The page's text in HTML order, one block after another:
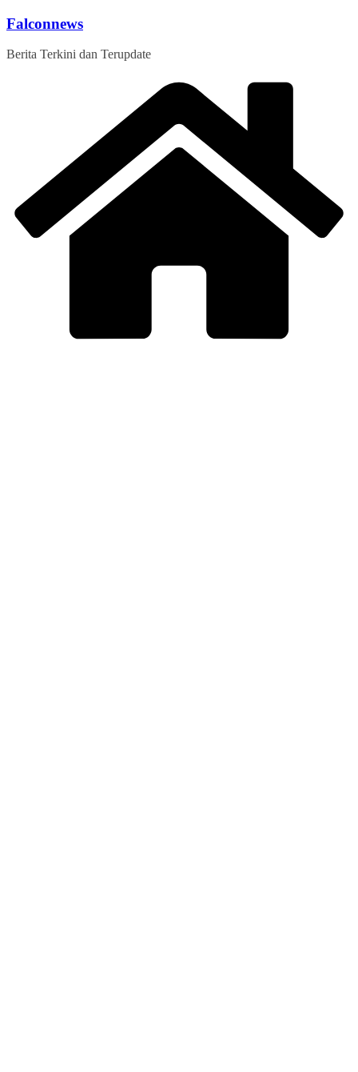
Skip
content
Falconnews
Berita Terkini dan Terupdate